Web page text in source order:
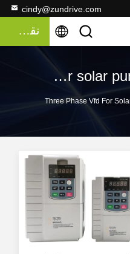
cindy@zundrive.com
نقل قول
Keywords [ three phase vfd for solar pump ] Match 120 محصولات
Three Phase Vfd For